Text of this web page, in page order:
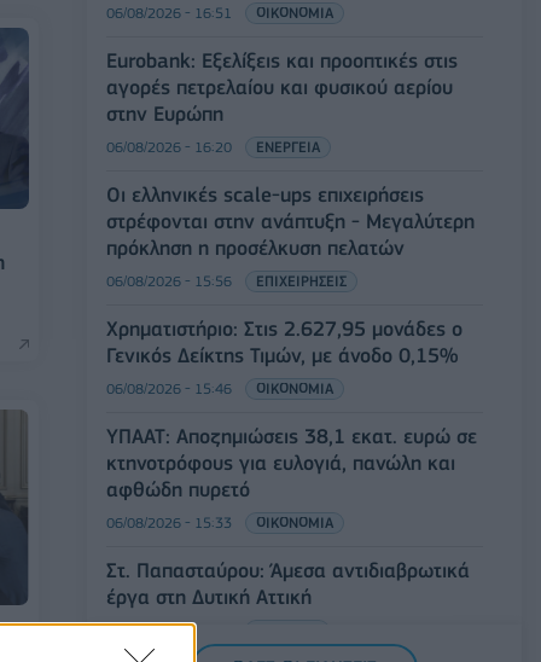
06/08/2026 - 16:51 ΟΙΚΟΝΟΜΙΑ
Eurobank: Εξελίξεις και προοπτικές στις
αγορές πετρελαίου και φυσικού αερίου
στην Ευρώπη
06/08/2026 - 16:20 ΕΝΕΡΓΕΙΑ
Οι ελληνικές scale-ups επιχειρήσεις
στρέφονται στην ανάπτυξη - Μεγαλύτερη
πρόκληση η προσέλκυση πελατών
06/08/2026 - 15:56 ΕΠΙΧΕΙΡΗΣΕΙΣ
Χρηματιστήριο: Στις 2.627,95 μονάδες ο
Γενικός Δείκτης Τιμών, με άνοδο 0,15%
06/08/2026 - 15:46 ΟΙΚΟΝΟΜΙΑ
ΥΠΑΑΤ: Αποζημιώσεις 38,1 εκατ. ευρώ σε
κτηνοτρόφους για ευλογιά, πανώλη και
αφθώδη πυρετό
06/08/2026 - 15:33 ΟΙΚΟΝΟΜΙΑ
Στ. Παπασταύρου: Άμεσα αντιδιαβρωτικά
έργα στη Δυτική Αττική
06/08/2026 - 15:17